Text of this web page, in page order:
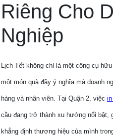
Riêng Cho
Nghiệp
Lịch Tết không chỉ là một công cụ
một món quà đầy ý nghĩa mà doanh
hàng và nhân viên. Tại Quận 2, việc
cầu đang trở thành xu hướng nổi bật,
khẳng định thương hiệu của mình